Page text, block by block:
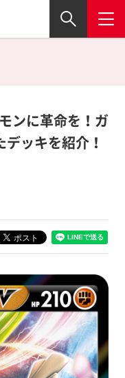
ンに革命を！ガ
ッキを紹介！